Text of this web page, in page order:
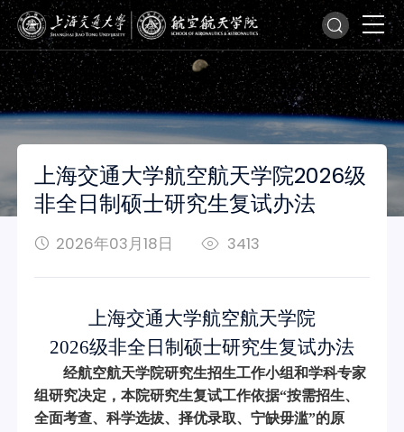
上海交通大学航空航天学院2026级
非全日制硕士研究生复试办法
2026年03月18日 3413
上海交通大学航空航天学院
2026级非全日制硕士研究生复试办法
经航空航天学院研究生招生工作小组和学科专家
组研究决定，本院研究生复试工作依据“按需招生、
全面考查、科学选拔、择优录取、宁缺毋滥”的原